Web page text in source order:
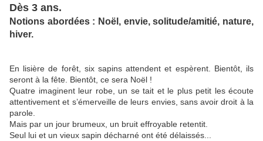
Dès 3 ans.
Notions abordées : Noël, envie, solitude/amitié, nature,
hiver.
En lisière de forêt, six sapins attendent et espèrent. Bientôt, ils
seront à la fête. Bientôt, ce sera Noël !
Quatre imaginent leur robe, un se tait et le plus petit les écoute
attentivement et s’émerveille de leurs envies, sans avoir droit à la
parole.
Mais par un jour brumeux, un bruit effroyable retentit.
Seul lui et un vieux sapin décharné ont été délaissés...